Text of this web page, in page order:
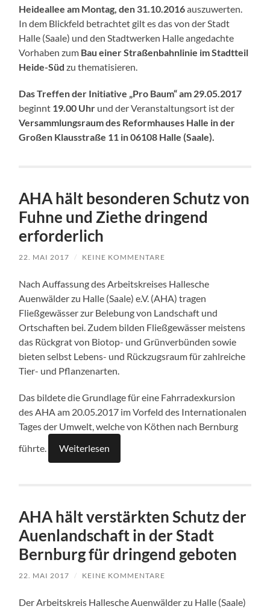
Heideallee am Montag, den 31.10.2016auszuwerten.
In dem Blickfeld betrachtet gilt es das von der Stadt
Halle (Saale) und den Stadtwerken Halle angedachte
Vorhaben zum Bau einer Straßenbahnlinie im Stadtteil
Heide-Süd zu thematisieren.
Das Treffen der Initiative „Pro Baum“ am 29.05.2017
beginnt 19.00 Uhr und der Veranstaltungsort ist der
Versammlungsraum des Reformhauses Halle in der
Großen Klausstraße 11 in 06108 Halle (Saale).
AHA hält besonderen Schutz von
Fuhne und Ziethe dringend
erforderlich
22. MAI 2017 / KEINE KOMMENTARE
Nach Auffassung des Arbeitskreises Hallesche
Auenwälder zu Halle (Saale) e.V. (AHA) tragen
Fließgewässer zur Belebung von Landschaft und
Ortschaften bei. Zudem bilden Fließgewässer meistens
das Rückgrat von Biotop- und Grünverbünden sowie
bieten selbst Lebens- und Rückzugsraum für zahlreiche
Tier- und Pflanzenarten.
Das bildete die Grundlage für eine Fahrradexkursion
des AHA am 20.05.2017 im Vorfeld des Internationalen
Tages der Umwelt, welche von Köthen nach Bernburg
führte.
Weiterlesen
AHA hält verstärkten Schutz der
Auenlandschaft in der Stadt
Bernburg für dringend geboten
22. MAI 2017 / KEINE KOMMENTARE
Der Arbeitskreis Hallesche Auenwälder zu Halle (Saale)